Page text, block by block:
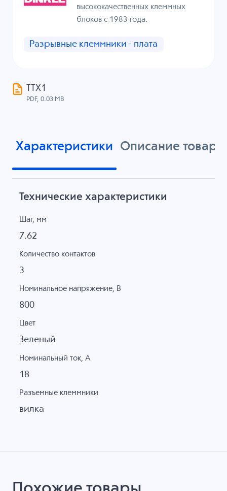
высококачественных клеммных
блоков с 1983 года.
Разрывные клеммники - плата
ТТХ1
PDF, 0.03 MB
Характеристики Описание товара
Технические характеристики
Шаг, мм
7.62
Количество контактов
3
Номинальное напряжение, B
800
Цвет
Зеленый
Номинальный ток, А
18
Разъемные клеммники
вилка